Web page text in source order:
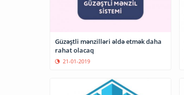
Güzəştli mənzilləri əldə etmək daha
rahat olacaq
21-01-2019